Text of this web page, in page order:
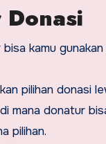
kamu
pilihan donasi
mana donatur
pilihan.